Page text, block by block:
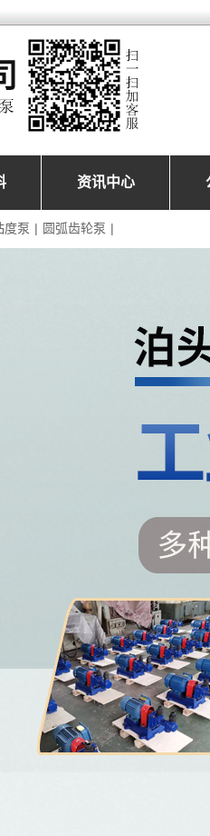
资讯中心
度泵 | 圆弧齿轮泵 |